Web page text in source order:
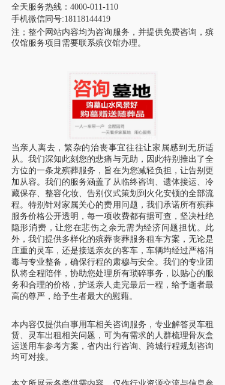
全天服务热线：4000-011-110
手机微信同号:18118144419
注；整个网站内容均为咨询服务，并提供免费咨询，殡
仪馆服务项目需要联系殡仪馆办理。
当亲人离去，繁杂的治丧事宜往往让家属感到无所适
从。我们深知此刻您的悲痛与无助，因此特别推出了全
方位的一条龙殡葬服务，旨在为您减轻负担，让告别更
加从容。我们的服务涵盖了从临终咨询、遗体接运、冷
藏保存、整容化妆、告别仪式策划到火化安顿的全部流
程。特别针对家属关心的费用问题，我们承诺所有殡葬
服务价格公开透明，每一项收费都有据可查，坚决杜绝
隐形消费，让您在悲伤之余无需为经济问题担忧。此
外，我们提供多样化的殡葬丧葬服务租车方案，无论是
庄重的灵车，还是接送亲友的客车，车辆均经过严格消
毒与专业整备，确保行程的肃穆与安全。我们的专业团
队将全程陪伴，协助您处理所有琐碎事务，以贴心的服
务和合理的价格，护送亲人走完最后一程，给予逝者最
高的尊严，给予生者最大的慰藉。
本内容仅提供白事用车相关咨询服务，专业解答灵车租
赁、灵车出租相关问题，可为有需求的人群梳理骨灰盒
运送用车参考方案，省内出行咨询、跨城行程规划咨询
均可对接。